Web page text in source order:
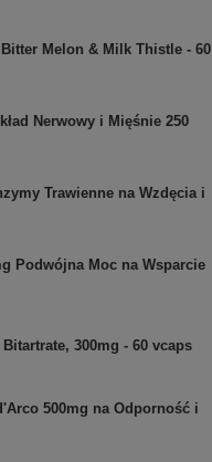
Melon & Milk Thistle - 60
Nerwowy i Mięśnie 250
Trawienne na Wzdęcia i
Podwójna Moc na Wsparcie
300mg - 60 vcaps
500mg na Odporność i